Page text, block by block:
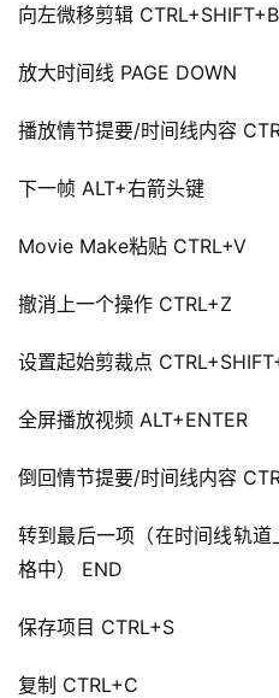
向左微移剪辑 CTRL+SHIFT+B
放大时间线 PAGE DOWN
播放情节提要/时间线内容
下一帧 ALT+右箭头键
Movie Make粘贴 CTRL+V
撤消上一个操作 CTRL+Z
设置起始剪裁点
全屏播放视频 ALT+ENTER
倒回情节提要/时间线内容
转到最后一项（在时间线轨道
格中） END
保存项目 CTRL+S
复制 CTRL+C